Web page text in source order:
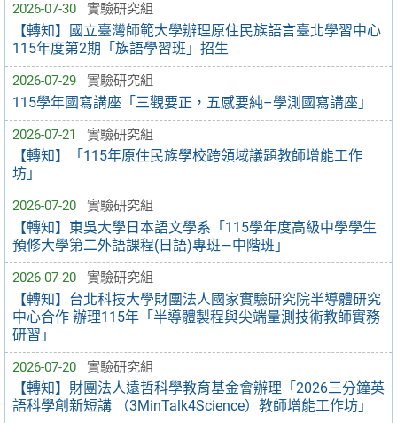
2026-07-30 實驗研究組
【轉知】國立臺灣師範大學辦理原住民族語言臺北學習中心
115年度第2期「族語學習班」招生
2026-07-29 實驗研究組
115學年國寫講座「三觀要正，五感要純–學測國寫講座」
2026-07-21 實驗研究組
【轉知】「115年原住民族學校跨領域議題教師增能工作
坊」
2026-07-20 實驗研究組
【轉知】東吳大學日本語文學系「115學年度高級中學學生
預修大學第二外語課程(日語)專班—中階班」
2026-07-20 實驗研究組
【轉知】台北科技大學財團法人國家實驗研究院半導體研究
中心合作 辦理115年「半導體製程與尖端量測技術教師實務
研習」
2026-07-20 實驗研究組
【轉知】財團法人遠哲科學教育基金會辦理「2026三分鐘英
語科學創新短講 （3MinTalk4Science）教師增能工作坊」